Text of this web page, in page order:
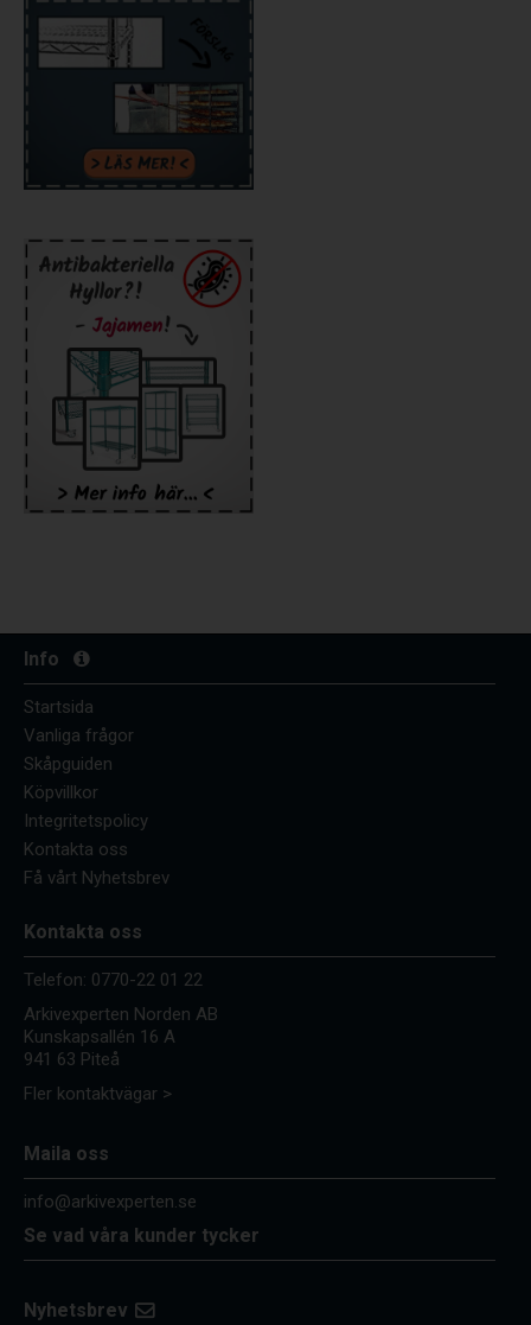
Info
Startsida
Vanliga frågor
Skåpguiden
Köpvillkor
Integritetspolicy
Kontakta oss
Få vårt Nyhetsbrev
Kontakta oss
Telefon: 0770-22 01 22
Arkivexperten Norden AB
Kunskapsallén 16 A
941 63 Piteå
Fler kontaktvägar >
Maila oss
info@arkivexperten.se
Se vad våra kunder tycker
Nyhetsbrev